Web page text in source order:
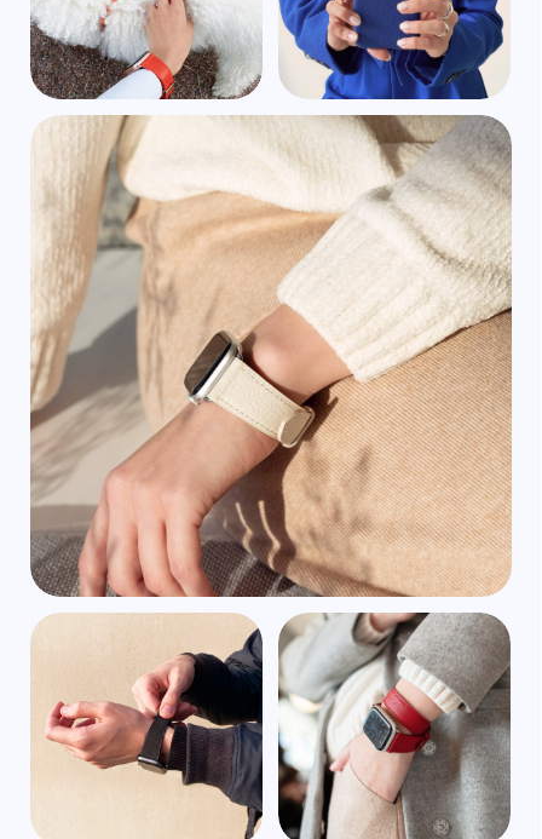
Узнать подробнее
выпущенные в РФ
Покупайте нас везде!
Часть наших изделий продаётся
на маркетплейсах. Там нельзя
выбрать опции с кастомизацией, зато
можно использовать бонусы и скидки
от Озона и Яндекс.Маркета.
Оплата на сайте
После оплаты вам придёт чек
об оплате заказа на почту или в смс.
После мы подтвердим заказ
в WhatsApp, в Telegram или на почте.
через Яндекс